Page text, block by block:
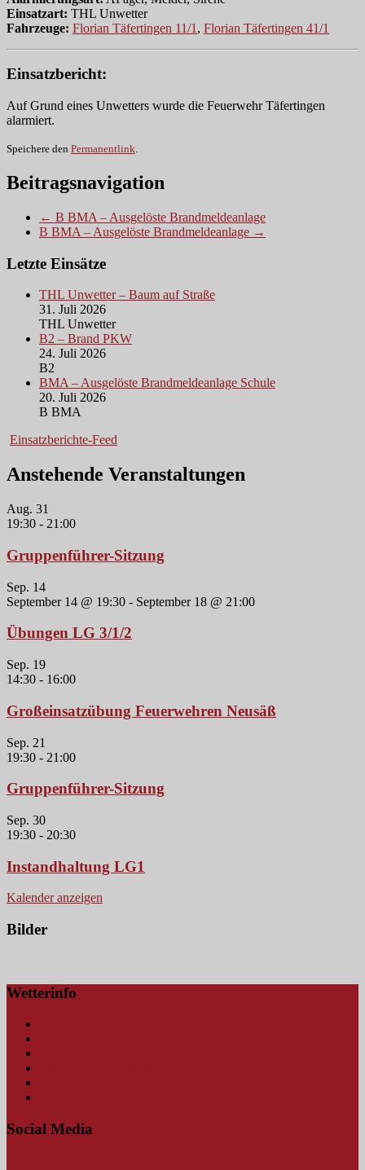
Einsatzart: THL Unwetter
Fahrzeuge: Florian Täfertingen 11/1 , Florian Täfertingen 41/1
Einsatzbericht:
Auf Grund eines Unwetters wurde die Feuerwehr Täfertingen
alarmiert.
Speichere den Permanentlink.
Beitragsnavigation
← B BMA – Ausgelöste Brandmeldeanlage
B BMA – Ausgelöste Brandmeldeanlage →
Letzte Einsätze
THL Unwetter – Baum auf Straße
31. Juli 2026
THL Unwetter
B2 – Brand PKW
24. Juli 2026
B2
BMA – Ausgelöste Brandmeldeanlage Schule
20. Juli 2026
B BMA
Einsatzberichte-Feed
Anstehende Veranstaltungen
Aug. 31
19:30 - 21:00
Gruppenführer-Sitzung
Sep. 14
September 14 @ 19:30 - September 18 @ 21:00
Übungen LG 3/1/2
Sep. 19
14:30 - 16:00
Großeinsatzübung Feuerwehren Neusäß
Sep. 21
19:30 - 21:00
Gruppenführer-Sitzung
Sep. 30
19:30 - 20:30
Instandhaltung LG1
Kalender anzeigen
Bilder
Wetterinfo
Social Media